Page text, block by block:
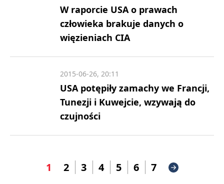
W raporcie USA o prawach
człowieka brakuje danych o
więzieniach CIA
USA potępiły zamachy we Francji,
Tunezji i Kuwejcie, wzywają do
czujności
2015-06-26, 20:11
1 2 3 4 5 6 7